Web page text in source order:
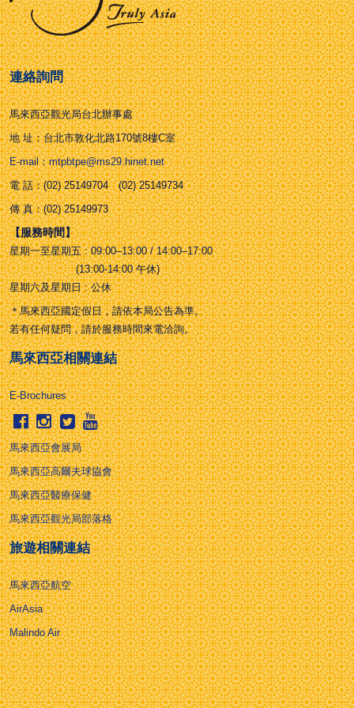
連絡詢問
馬來西亞觀光局台北辦事處
地 址：台北市敦化北路170號8樓C室
E-mail：mtpbtpe@ms29.hinet.net
電 話：(02) 25149704 (02) 25149734
傳 真：(02) 25149973
【服務時間】
星期一至星期五 : 09:00–13:00 / 14:00–17:00
(13:00-14:00 午休)
星期六及星期日 : 公休
＊馬來西亞國定假日，請依本局公告為準。
若有任何疑問，請於服務時間來電洽詢。
馬來西亞相關連結
E-Brochures
馬來西亞會展局
馬來西亞高爾夫球協會
馬來西亞醫療保健
馬來西亞觀光局部落格
旅遊相關連結
馬來西亞航空
AirAsia
Malindo Air